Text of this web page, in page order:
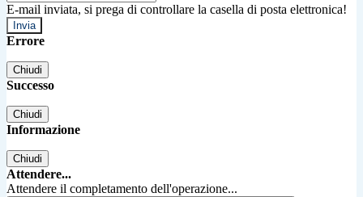
E-mail inviata, si prega di controllare la casella di posta elettronica!
Errore
Chiudi
Successo
Chiudi
Informazione
Chiudi
Attendere...
Attendere il completamento dell'operazione...